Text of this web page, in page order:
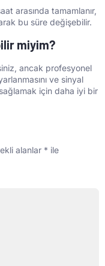
arasında tamamlanır,
bu süre değişebilir.
miyim?
ancak profesyonel
ve sinyal
için daha iyi bir
alanlar * ile